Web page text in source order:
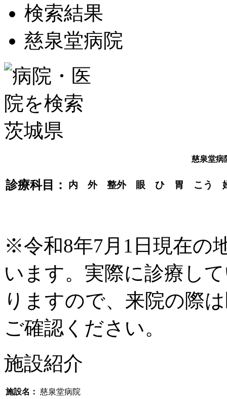
検索結果
慈泉堂病院
慈泉堂病
診療科目： 内 外 整外 眼 ひ 胃 こう
※令和8年7月1日現在の
います。実際に診療し
りますので、来院の際
ご確認ください。
施設紹介
施設名： 慈泉堂病院